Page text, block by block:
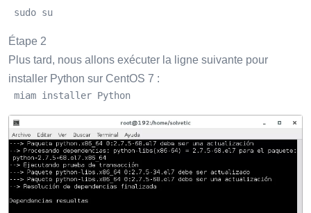
sudo su
Étape 2
Plus tard, nous allons exécuter la ligne suivante pour
installer Python sur CentOS 7 :
miam installer Python